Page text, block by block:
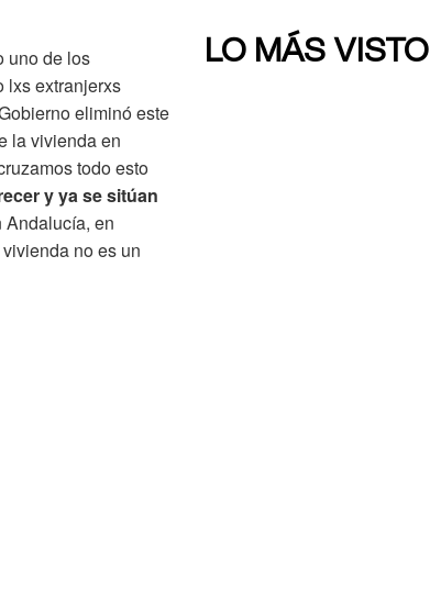
uno de los
lxs extranjerxs
eliminó este
la vivienda en
todo esto
y ya se sitúan
Andalucía, en
no es un
LO MÁS VISTO